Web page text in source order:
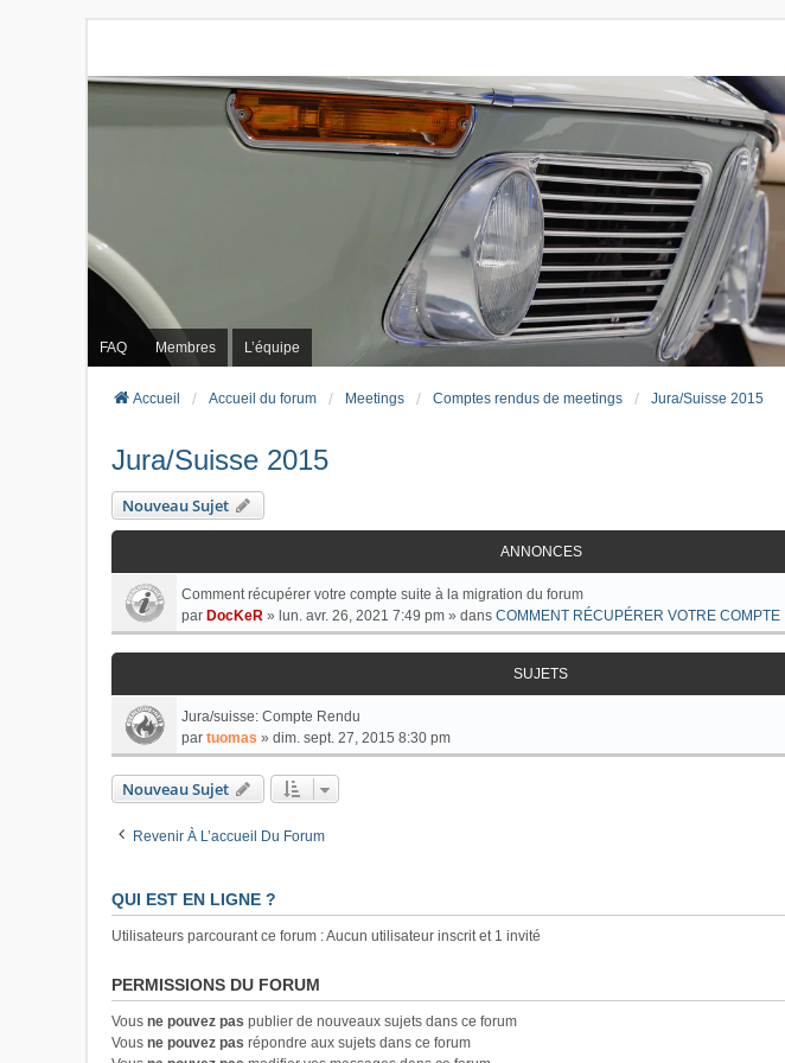
FAQ Membres L’équipe
Accueil Accueil du forum Meetings Comptes rendus de meetings Jura/Suisse 2015
Jura/Suisse 2015
Nouveau Sujet
ANNONCES
Comment récupérer votre compte suite à la migration du forum
par DocKeR » lun. avr. 26, 2021 7:49 pm » dans COMMENT RÉCUPÉRER VOTRE COMPTE
SUJETS
Jura/suisse: Compte Rendu
par tuomas » dim. sept. 27, 2015 8:30 pm
Nouveau Sujet
Revenir À L’accueil Du Forum
QUI EST EN LIGNE ?
Utilisateurs parcourant ce forum : Aucun utilisateur inscrit et 1 invité
PERMISSIONS DU FORUM
Vous ne pouvez pas publier de nouveaux sujets dans ce forum
Vous ne pouvez pas répondre aux sujets dans ce forum